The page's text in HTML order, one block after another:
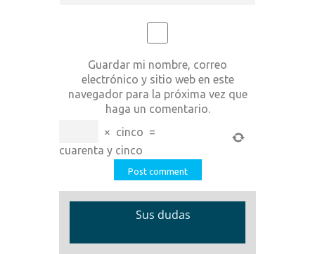
Guardar mi nombre, correo
electrónico y sitio web en este
navegador para la próxima vez que
haga un comentario.
× cinco =
cuarenta y cinco
Sus dudas